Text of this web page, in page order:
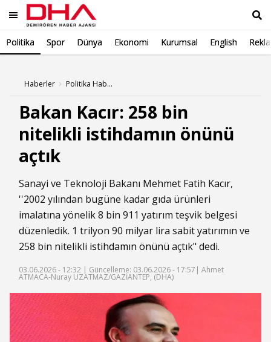
Politika Spor Dünya Ekonomi Kurumsal English
Haberler Politika Haberleri
Bakan Kacır: 258 bin
nitelikli istihdamın önünü
açtık
Sanayi ve Teknoloji Bakanı Mehmet Fatih Kacır,
''2002 yılından bugüne kadar gıda ürünleri
imalatına yönelik 8 bin 911 yatırım teşvik belgesi
düzenledik. 1 trilyon 90 milyar lira sabit yatırımın ve
258 bin nitelikli istihdamın önünü açtık" dedi.
03.06.2026 - 12:32 | Güncelleme: 03.06.2026 - 17:57 | Ahmet
ATMACA-Nuray UZATMAZ/GAZİANTEP, (DHA)